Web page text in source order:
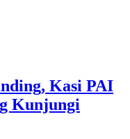
Kasi PAI
Kunjungi